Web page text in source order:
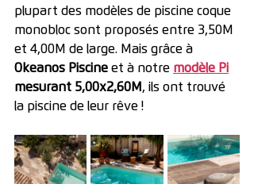
plupart des modèles de piscine coque
monobloc sont proposés entre 3,50M
et 4,00M de large. Mais grâce à
Okeanos Piscine et à notre modèle Pi
mesurant 5,00x2,60M , ils ont trouvé
la piscine de leur rêve !